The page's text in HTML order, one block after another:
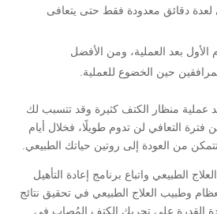
لعدة دقائق معدودة فقط حتى يتعافى
الأول بعد العملية، ومن الأفضل
حين الخضوع للعملية.
عملية منظار الكتف كثيرة وقد تتسبب لك
فترة التعافي لن تدوم طويلًا، فخلال أيام
من العودة إلى روتين حياتك الطبيعي.
الطبيعي واتباع برنامج إعادة التأهيل
وطبيب العلاج الطبيعي في تحقيق نتائج
القدرة على تحريك الكتف المُصاب في